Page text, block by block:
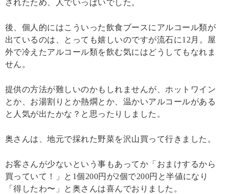
されたため、人でいっぱいでした。
後、個人的にはこういった飲食ブースにアルコール類が
出ているのは、とっても嬉しいのですが流石に12月。屋
外で冷えたアルコール類を飲む気にはどうしてもなれま
せん。
提供の方法が難しいのかもしれませんが、ホットワイン
とか、お湯割りとか熱燗とか、温かいアルコールがある
と人気が出たかな？と思ったりしました。
奥さんは、地元で採れた野菜を沢山買って行きました。
お客さんが少ないという事もあってか「おまけするから
買っていて！」と1個200円が2個で200円と半値になり
「得したわ〜」と奥さんは喜んでおりました。